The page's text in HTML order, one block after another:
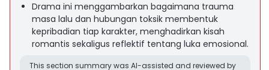
Drama ini menggambarkan bagaimana trauma
masa lalu dan hubungan toksik membentuk
kepribadian tiap karakter, menghadirkan kisah
romantis sekaligus reflektif tentang luka emosional.
This section summary was AI-assisted and reviewed by